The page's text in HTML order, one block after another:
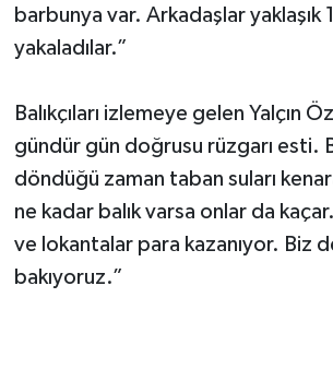
barbunya var. Arkadaşlar yaklaşık
yakaladılar.”
Balıkçıları izlemeye gelen Yalçın
gündür gün doğrusu rüzgarı esti.
döndüğü zaman taban suları
ne kadar balık varsa onlar da kaçar.
ve lokantalar para kazanıyor. Biz
bakıyoruz.”